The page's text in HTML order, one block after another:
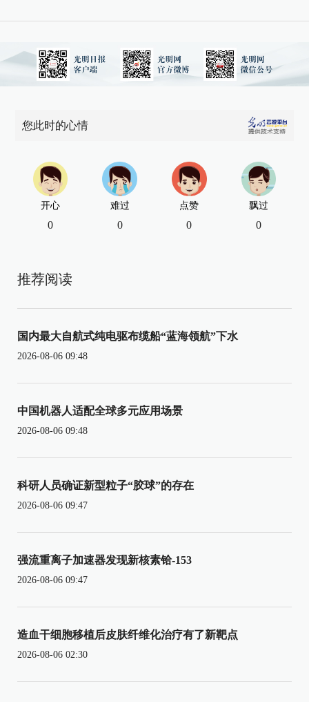
您此时的心情
开心
0
难过
0
点赞
0
飘过
0
推荐阅读
国内最大自航式纯电驱布缆船“蓝海领航”下水
2026-08-06 09:48
中国机器人适配全球多元应用场景
2026-08-06 09:48
科研人员确证新型粒子“胶球”的存在
2026-08-06 09:47
强流重离子加速器发现新核素铪-153
2026-08-06 09:47
造血干细胞移植后皮肤纤维化治疗有了新靶点
2026-08-06 02:30